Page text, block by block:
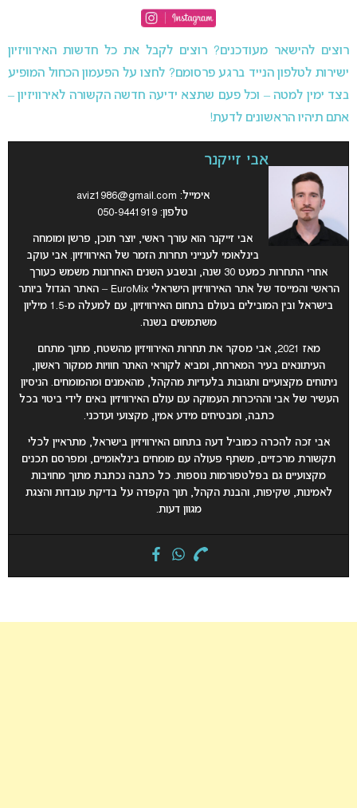
רוצים להישאר מעודכנים? רוצים לקבל את כל חדשות האירוויזיון
ישירות לטלפון הנייד ברגע פרסומם? לחצו על הפעמון הכחול המופיע
בצד ימין למטה – וכל פעם שתצא ידיעה חדשה הקשורה לאירוויזיון –
אתם תיהיו הראשונים לדעת!
אבי זייקנר
אימייל: aviz1986@gmail.com
טלפון: 050-9441919
אבי זייקנר הוא עורך ראשי, יוצר תוכן, פרשן ומומחה
בינלאומי לענייני תחרות הזמר של האירוויזיון. אבי עוקב
אחרי התחרות כמעט 30 שנה, ובשבע השנים האחרונות משמש כעורך
הראשי והמייסד של אתר האירוויזיון הישראלי EuroMix – האתר הגדול ביותר
בישראל ובין המובילים בעולם בתחום האירוויזיון, עם למעלה מ-1.5 מיליון
משתמשים בשנה.
מאז 2021, אבי מסקר את תחרות האירוויזיון מהשטח, מתוך מתחם
העיתונאים בעיר המארחת, ומביא לקוראי האתר חוויות ממקור ראשון,
ניתוחים מקצועיים ותגובות בלעדיות מהקהל, מהאמנים ומהמומחים. הניסיון
העשיר של אבי וההיכרות העמוקה עם עולם האירוויזיון באים לידי ביטוי בכל
כתבה, ומבטיחים מידע אמין, מקצועי ועדכני.
אבי זכה להכרה כמוביל דעה בתחום האירוויזיון בישראל, מתראיין לכלי
תקשורת מרכזיים, משתף פעולה עם מומחים בינלאומיים, ומפרסם תכנים
מקצועיים גם בפלטפורמות נוספות. כל כתבה נכתבת מתוך מחויבות
לאמינות, שקיפות, והבנת הקהל, תוך הקפדה על בדיקת עובדות והצגת
מגוון דעות.